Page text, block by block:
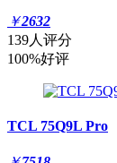
￥2632
139人评分
100%好评
TCL 75Q9L Pro